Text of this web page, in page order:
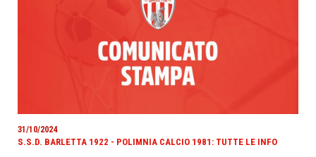
31/10/2024
S.S.D. BARLETTA 1922 - POLIMNIA CALCIO 1981: TUTTE LE INFO